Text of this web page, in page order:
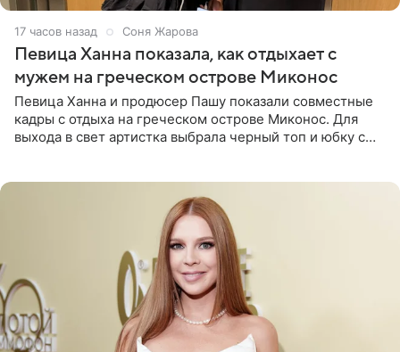
17 часов назад Соня Жарова
Певица Ханна показала, как отдыхает с
мужем на греческом острове Миконос
Певица Ханна и продюсер Пашу показали совместные
кадры с отдыха на греческом острове Миконос. Для
выхода в свет артистка выбрала черный топ и юбку с